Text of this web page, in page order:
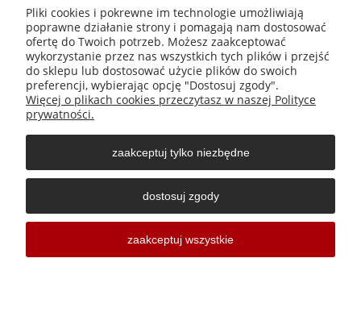
Informacje
O nas
Środki do zwalczania szkodników Aga Pułapki | Wacława
Iwaszkiewicza 23, 32-406 Zakliczyn | AGA-PLAST MET 2 Paweł
Sałach | NIP: 6811796065 | REGON: 363212838
Sklepy internetowe Shoper Częstochowa
Pliki cookies i pokrewne im technologie umożliwiają
poprawne działanie strony i pomagają nam dostosować
ofertę do Twoich potrzeb. Możesz zaakceptować
wykorzystanie przez nas wszystkich tych plików i przejść
do sklepu lub dostosować użycie plików do swoich
preferencji, wybierając opcję "Dostosuj zgody".
Więcej o plikach cookies przeczytasz w naszej Polityce
prywatności.
zaakceptuj tylko niezbędne
dostosuj zgody
zaakceptuj wszystkie